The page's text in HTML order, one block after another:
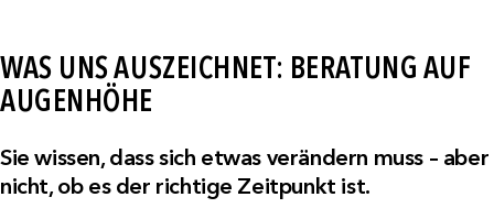
WAS UNS AUSZEICHNET: BERATUNG AUF
AUGENHÖHE
Sie wissen, dass sich etwas verändern muss – aber
nicht, ob es der richtige Zeitpunkt ist.